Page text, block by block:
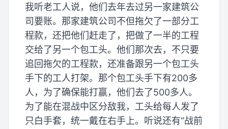
我听老工人说，他们去年去过另一家建筑公
司要账。那家建筑公司不但拖欠了一部分工
程款，还把他们赶走了，把做了一半的工程
交给了另一个包工头。他们那次去，不只要
追回拖欠的工程款，还准备跟另一个包工头
手下的工人打架。那个包工头手下有200多
人，为了确保能打赢，他们去了500多人。
为了能在混战中区分敌我，工头给每人发了
只白手套，统一戴在右手上。听说还有“战前